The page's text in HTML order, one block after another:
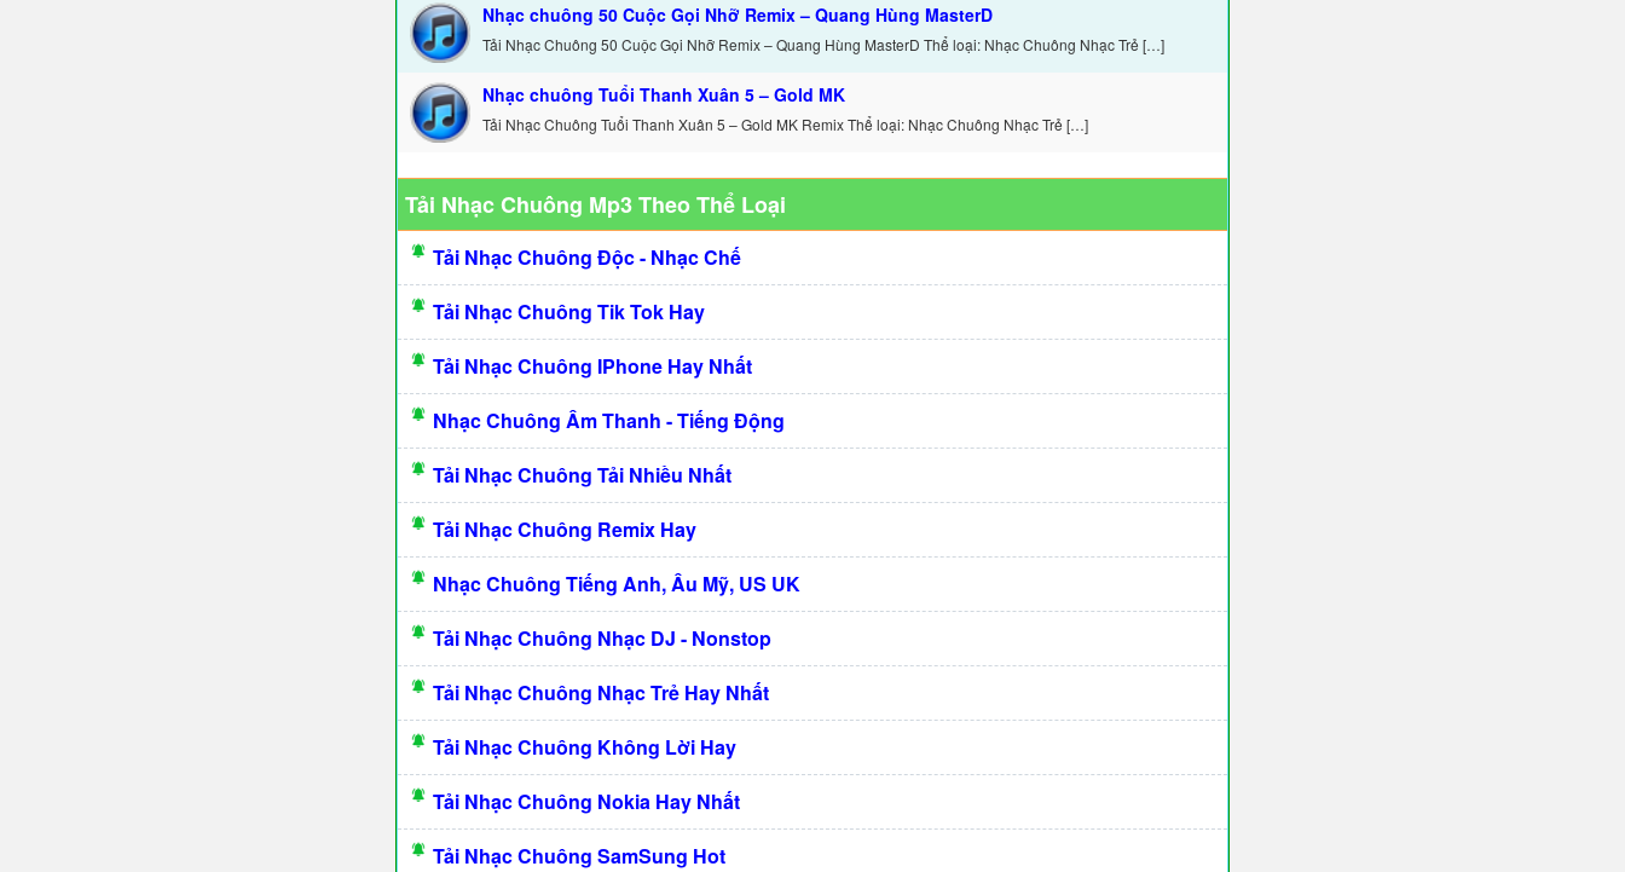
Nhạc chuông 50 Cuộc Gọi Nhỡ Remix – Quang Hùng MasterD
Tải Nhạc Chuông 50 Cuộc Gọi Nhỡ Remix – Quang Hùng MasterD Thể loại: Nhạc Chuông Nhạc Trẻ […]
Nhạc chuông Tuổi Thanh Xuân 5 – Gold MK
Tải Nhạc Chuông Tuổi Thanh Xuân 5 – Gold MK Remix Thể loại: Nhạc Chuông Nhạc Trẻ […]
Tải Nhạc Chuông Mp3 Theo Thể Loại
Tải Nhạc Chuông Độc - Nhạc Chế
Tải Nhạc Chuông Tik Tok Hay
Tải Nhạc Chuông IPhone Hay Nhất
Nhạc Chuông Âm Thanh - Tiếng Động
Tải Nhạc Chuông Tải Nhiều Nhất
Tải Nhạc Chuông Remix Hay
Nhạc Chuông Tiếng Anh, Âu Mỹ, US UK
Tải Nhạc Chuông Nhạc DJ - Nonstop
Tải Nhạc Chuông Nhạc Trẻ Hay Nhất
Tải Nhạc Chuông Không Lời Hay
Tải Nhạc Chuông Nokia Hay Nhất
Tải Nhạc Chuông SamSung Hot